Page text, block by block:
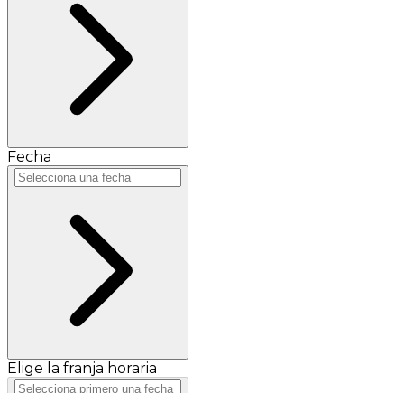
Fecha
Elige la franja horaria